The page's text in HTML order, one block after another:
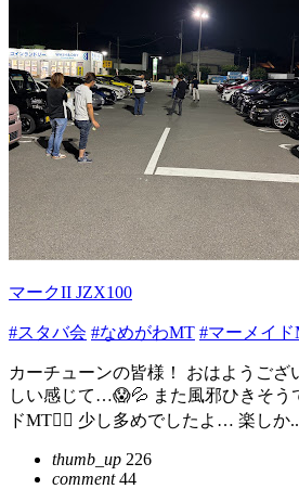
マークII JZX100
#スタバ会 #なめがわMT #マーメイド
カーチューンの皆様！ おはようござ
しい感じて…😱💦 また風邪ひきそう
ドMT🧜‍♀️ 少し多めでしたよ… 楽しか
thumb_up 226
comment44